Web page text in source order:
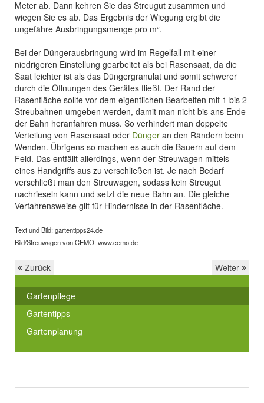
Meter ab. Dann kehren Sie das Streugut zusammen und
wiegen Sie es ab. Das Ergebnis der Wiegung ergibt die
ungefähre Ausbringungsmenge pro m².
Bei der Düngerausbringung wird im Regelfall mit einer
niedrigeren Einstellung gearbeitet als bei Rasensaat, da die
Saat leichter ist als das Düngergranulat und somit schwerer
durch die Öffnungen des Gerätes fließt. Der Rand der
Rasenfläche sollte vor dem eigentlichen Bearbeiten mit 1 bis 2
Streubahnen umgeben werden, damit man nicht bis ans Ende
der Bahn heranfahren muss. So verhindert man doppelte
Verteilung von Rasensaat oder Dünger an den Rändern beim
Wenden. Übrigens so machen es auch die Bauern auf dem
Feld. Das entfällt allerdings, wenn der Streuwagen mittels
eines Handgriffs aus zu verschließen ist. Je nach Bedarf
verschließt man den Streuwagen, sodass kein Streugut
nachrieseln kann und setzt die neue Bahn an. Die gleiche
Verfahrensweise gilt für Hindernisse in der Rasenfläche.
Text und Bild: gartentipps24.de
Bild/Streuwagen von CEMO: www.cemo.de
Zurück Weiter
Gartenpflege
Gartentipps
Gartenplanung